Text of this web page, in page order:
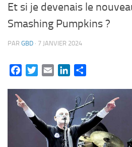
Et si je devenais le
Smashing Pumpkins ?
PAR GBD · 7 JANVIER 2024
FacebookTwitterEmail LinkedIn